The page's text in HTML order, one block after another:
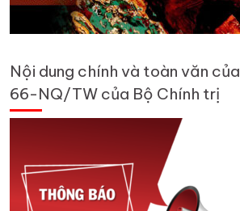
Nội dung chính và toàn văn
66-NQ/TW của Bộ Chính trị